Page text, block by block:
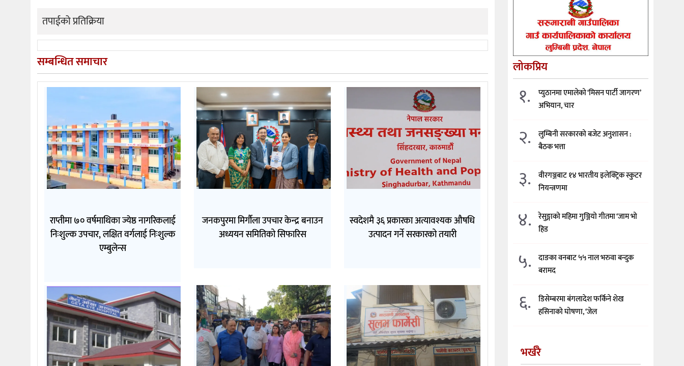
तपाईको प्रतिक्रिया
सम्बन्धित समाचार
राप्तीमा ७० वर्षमाथिका ज्येष्ठ नागरिकलाई
निःशुल्क उपचार, लक्षित वर्गलाई निःशुल्क
एम्बुलेन्स
जनकपुरमा मिर्गौला उपचार केन्द्र बनाउन
अध्ययन समितिको सिफारिस
स्वदेशमै ३६ प्रकारका अत्यावश्यक औषधि
उत्पादन गर्ने सरकारको तयारी
लोकप्रिय
१.
प्युठानमा एमालेको ‘मिसन पार्टी जागरण’
अभियान, चार
२.
लुम्बिनी सरकारको बजेट अनुशासन :
बैठक भत्ता
३.
वीरगञ्जबाट १४ भारतीय इलेक्ट्रिक स्कुटर
नियन्त्रणमा
४.
रेसुङ्गाको महिमा गुञ्जियो गीतमा ‘जाम भो
हिड
५.
दाङका वनबाट ५५ नाल भरुवा बन्दुक
बरामद
६.
डिसेम्बरमा बंगलादेश फर्किने शेख
हसिनाको घोषणा, ‘जेल
भर्खरै